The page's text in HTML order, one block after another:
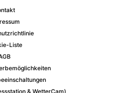
Liste
& WetterCam)